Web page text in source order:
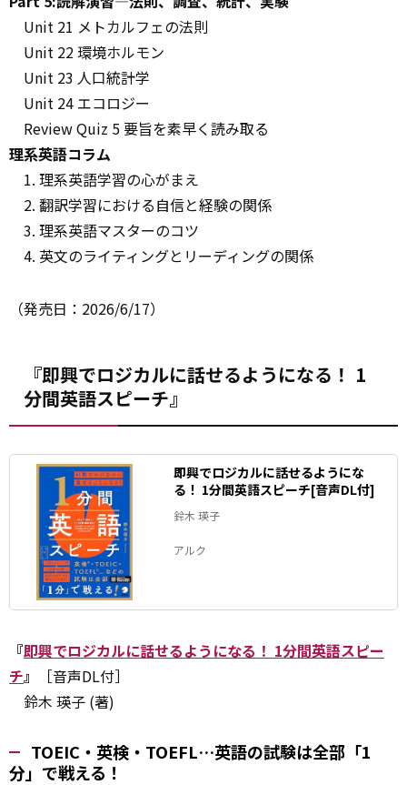
Unit 21 メトカルフェの法則
Unit 22 環境ホルモン
Unit 23 人口統計学
Unit 24 エコロジー
Review Quiz 5 要旨を素早く読み取る
理系英語コラム
1. 理系英語学習の心がまえ
2. 翻訳学習における自信と経験の関係
3. 理系英語マスターのコツ
4. 英文のライティングとリーディングの関係
（発売日：2026/6/17）
『即興でロジカルに話せるようになる！ 1
分間英語スピーチ』
即興でロジカルに話せるようにな
る！ 1分間英語スピーチ[音声DL付]
鈴木 瑛子
アルク
『即興でロジカルに話せるようになる！ 1分間英語スピー
チ』
［音声DL付］
鈴木 瑛子 (著)
TOEIC・英検・TOEFL…英語の試験は全部「1
分」で戦える！